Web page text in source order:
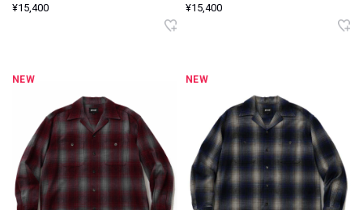
¥15,400 ¥15,400
NEW NEW